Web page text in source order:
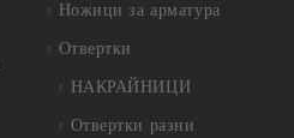
Ножици за арматура
Отвертки
НАКРАЙНИЦИ
Отвертки разни